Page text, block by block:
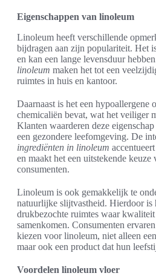
Eigenschappen van linoleum
Linoleum heeft verschillende
bijdragen aan zijn populariteit. Het
en kan een lange levensduur
linoleum maken het tot een
ruimtes in huis en kantoor.
Daarnaast is het een hypoallergene
chemicaliën bevat, wat het veiliger
Klanten waarderen deze
een gezondere leefomgeving. De
ingrediënten in linoleum
en maakt het een uitstekende
consumenten.
Linoleum is ook gemakkelijk te
natuurlijke slijtvastheid. Hierdoor is
drukbezochte ruimtes waar kwaliteit
samenkomen. Consumenten
kiezen voor linoleum, niet alleen
maar ook een product dat hun
Voordelen linoleum vloer